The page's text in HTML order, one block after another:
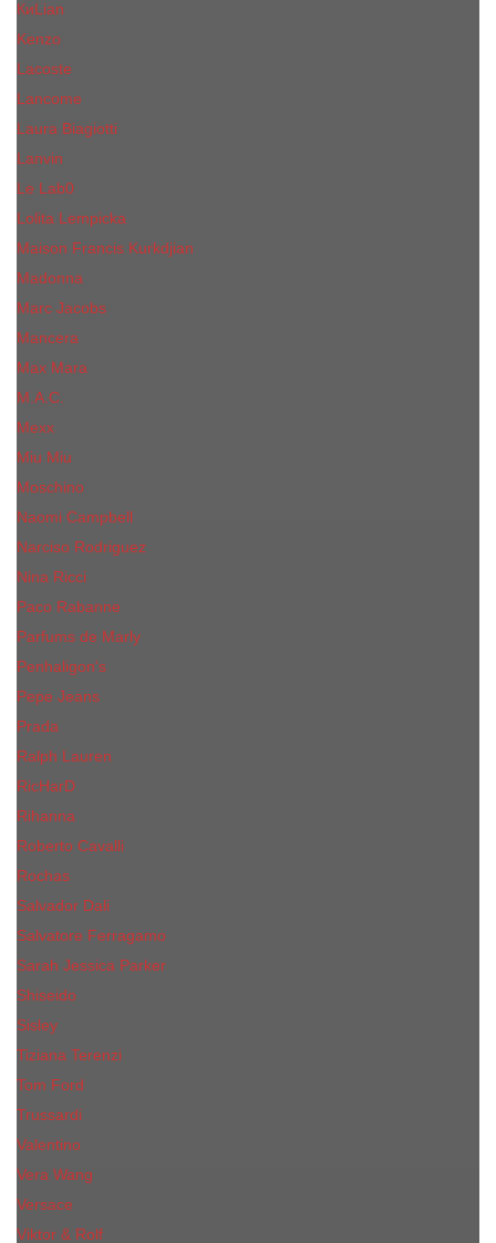
КиLian
Kenzo
Lacoste
Lancome
Laura Biagiotti
Lanvin
Lе Lab0
Lolita Lempicka
Maison Francis Kurkdjian
Madonna
Marc Jacobs
Mancera
Max Mara
M.А.C.
Mexx
Miu Miu
Mоsсhino
Naomi Campbell
Narciso Rodriguez
Nina Ricci
Paco Rabanne
Parfums de Marly
Penhaligon's
Pepe Jeans
Prada
Ralph Lauren
RicHarD
Rihanna
Roberto Cavalli
Rochas
Salvador Dali
Salvatore Ferragamo
Sarah Jessica Parker
Shiseido
Sisley
Tiziana Terenzi
Tom Ford
Trussardi
Valentino
Vera Wang
Versace
Viktor & Rolf